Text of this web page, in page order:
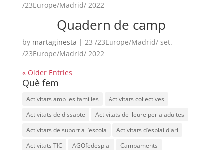
/23Europe/Madrid/ 2022
Quadern de camp
by martaginesta | 23 /23Europe/Madrid/ set.
/23Europe/Madrid/ 2022
« Older Entries
Què fem
Activitats amb les famílies
Activitats col·lectives
Activitats de dissabte
Activitats de lleure per a adultes
Activitats de suport a l’escola
Activitats d’esplai diari
Activitats TIC
AGOfedesplai
Campaments
ESPLAIS
SUPORT TERCER SECTOR